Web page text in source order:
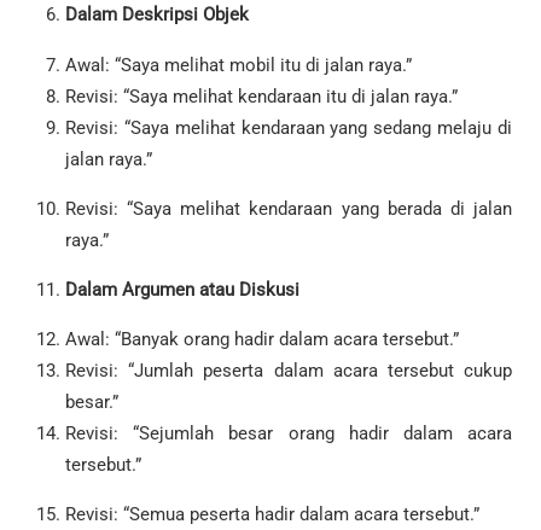
Dalam Deskripsi Objek
Awal: “Saya melihat mobil itu di jalan raya.”
Revisi: “Saya melihat kendaraan itu di jalan raya.”
Revisi: “Saya melihat kendaraan yang sedang melaju di
jalan raya.”
Revisi: “Saya melihat kendaraan yang berada di jalan
raya.”
Dalam Argumen atau Diskusi
Awal: “Banyak orang hadir dalam acara tersebut.”
Revisi: “Jumlah peserta dalam acara tersebut cukup
besar.”
Revisi: “Sejumlah besar orang hadir dalam acara
tersebut.”
Revisi: “Semua peserta hadir dalam acara tersebut.”